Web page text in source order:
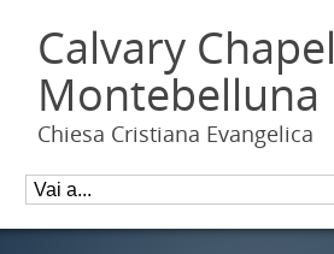
Calvary Chapel
Montebelluna
Chiesa Cristiana Evangelica